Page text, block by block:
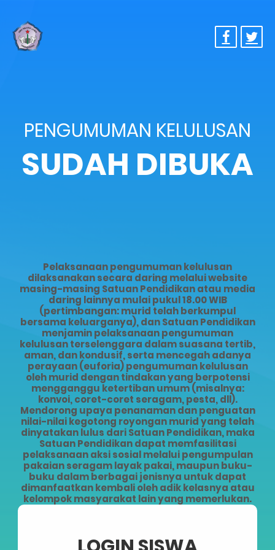
PENGUMUMAN KELULUSAN
SUDAH DIBUKA
Pelaksanaan pengumuman kelulusan
dilaksanakan secara daring melalui website
masing-masing Satuan Pendidikan atau media
daring lainnya mulai pukul 18.00 WIB
(pertimbangan: murid telah berkumpul
bersama keluarganya), dan Satuan Pendidikan
menjamin pelaksanaan pengumuman
kelulusan terselenggara dalam suasana tertib,
aman, dan kondusif, serta mencegah adanya
perayaan (euforia) pengumuman kelulusan
oleh murid dengan tindakan yang berpotensi
mengganggu ketertiban umum (misalnya:
konvoi, coret-coret seragam, pesta, dll).
Mendorong upaya penanaman dan penguatan
nilai-nilai kegotong royongan murid yang telah
dinyatakan lulus dari Satuan Pendidikan, maka
Satuan Pendidikan dapat memfasilitasi
pelaksanaan aksi sosial melalui pengumpulan
pakaian seragam layak pakai, maupun buku-
buku dalam berbagai jenisnya untuk dapat
dimanfaatkan kembali oleh adik kelasnya atau
kelompok masyarakat lain yang memerlukan.